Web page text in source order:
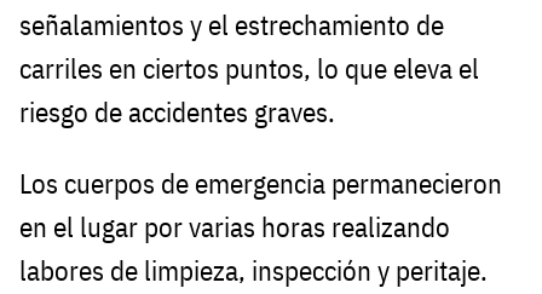
señalamientos y el estrechamiento de
carriles en ciertos puntos, lo que eleva el
riesgo de accidentes graves.
Los cuerpos de emergencia permanecieron
en el lugar por varias horas realizando
labores de limpieza, inspección y peritaje.